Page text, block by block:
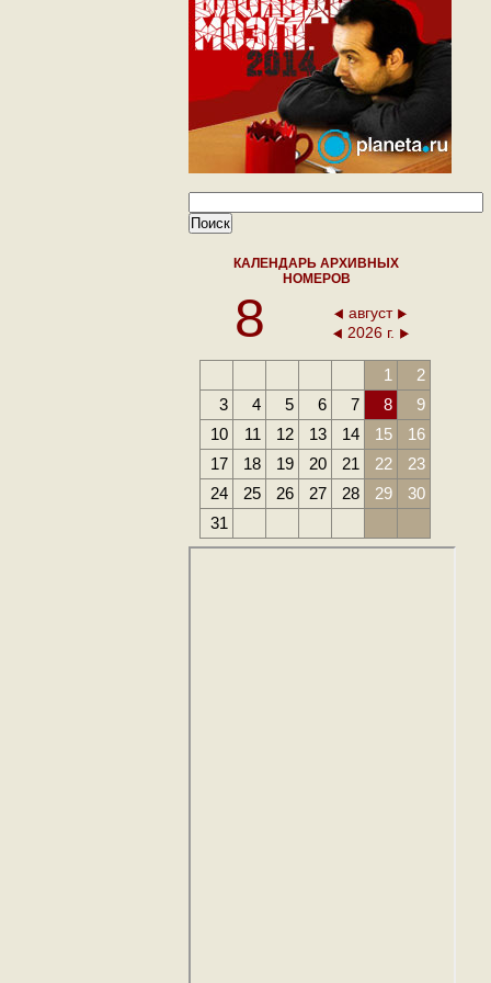
КАЛЕНДАРЬ АРХИВНЫХ
НОМЕРОВ
8
август
2026 г.
1
2
3
4 5 6 7 8
9
10
11 12 13 14 15
16
17
18 19 20 21 22
23
24
25 26 27 28 29
30
31